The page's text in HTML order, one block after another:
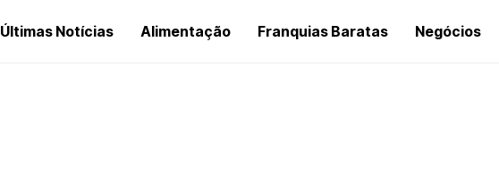
Últimas Notícias Alimentação Franquias Baratas Negócios